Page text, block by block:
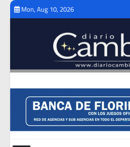
Skip
Mon, Aug 10, 2026